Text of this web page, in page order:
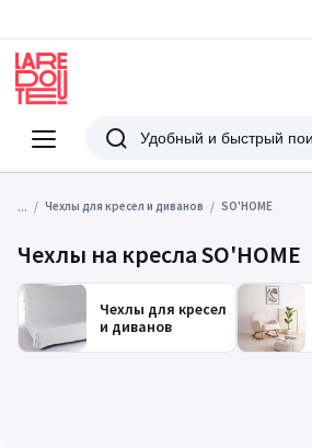
Меню
Redoute
Поиск
... Чехлы для кресел и диванов SO'HOME
Чехлы на кресла SO'HOME
Чехлы для кресел
и диванов